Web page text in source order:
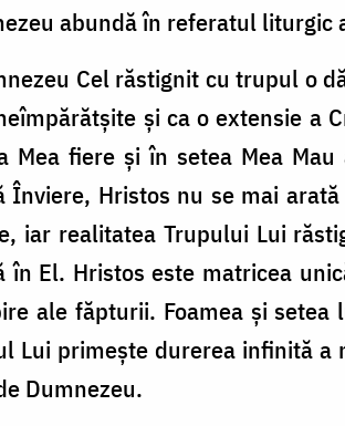
abundă în referatul liturgic
Cel răstignit cu trupul o
şi ca o extensie a
Mea fiere şi în setea Mea
Înviere, Hristos nu se mai
iar realitatea Trupului Lui
în El. Hristos este matricea
ale făpturii. Foamea şi
Lui primeşte durerea infinită
Dumnezeu.